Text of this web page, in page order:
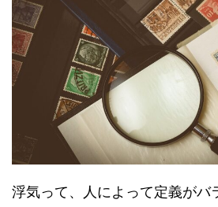
浮気って、人によって定義がバ